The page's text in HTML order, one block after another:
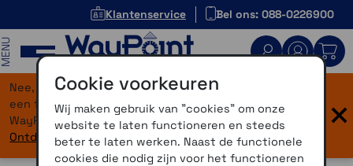
Klantenservice Bel ons: 088-0226900
Nee, je bent niet verdwaald! Onze website heeft
een flinke upgrade gekregen. Dezelfde vertrouwde
WayPoint-service, maar dan in een modern jasje.
Ontdek hier wat er allemaal nieuw is.
×
Cookie voorkeuren
Wij maken gebruik van "cookies" om onze
website te laten functioneren en steeds
beter te laten werken. Naast de functionele
cookies die nodig zijn voor het functioneren